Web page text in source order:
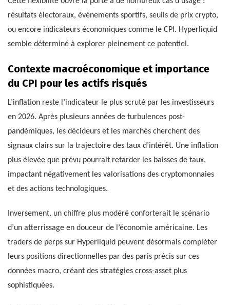
résultats électoraux, événements sportifs, seuils de prix crypto,
ou encore indicateurs économiques comme le CPI. Hyperliquid
semble déterminé à explorer pleinement ce potentiel.
Contexte macroéconomique et importance
du CPI pour les actifs risqués
L’inflation reste l’indicateur le plus scruté par les investisseurs
en 2026. Après plusieurs années de turbulences post-
pandémiques, les décideurs et les marchés cherchent des
signaux clairs sur la trajectoire des taux d’intérêt. Une inflation
plus élevée que prévu pourrait retarder les baisses de taux,
impactant négativement les valorisations des cryptomonnaies
et des actions technologiques.
Inversement, un chiffre plus modéré conforterait le scénario
d’un atterrissage en douceur de l’économie américaine. Les
traders de perps sur Hyperliquid peuvent désormais compléter
leurs positions directionnelles par des paris précis sur ces
données macro, créant des stratégies cross-asset plus
sophistiquées.